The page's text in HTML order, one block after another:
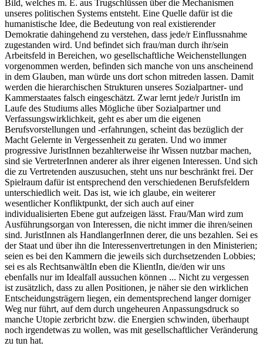
Bild, welches m. E. aus Trugschlüssen über die Mechanismen
unseres politischen Systems entsteht. Eine Quelle dafür ist die
humanistische Idee, die Bedeutung von real existierender
Demokratie dahingehend zu verstehen, dass jede/r Einflussnahme
zugestanden wird. Und befindet sich frau/man durch ihr/sein
Arbeitsfeld in Bereichen, wo gesellschaftliche Weichenstellungen
vorgenommen werden, befinden sich manche von uns anscheinend
in dem Glauben, man würde uns dort schon mitreden lassen. Damit
werden die hierarchischen Strukturen unseres Sozialpartner- und
Kammerstaates falsch eingeschätzt. Zwar lernt jede/r JuristIn im
Laufe des Studiums alles Mögliche über Sozialpartner und
Verfassungswirklichkeit, geht es aber um die eigenen
Berufsvorstellungen und -erfahrungen, scheint das bezüglich der
Macht Gelernte in Vergessenheit zu geraten. Und wo immer
progressive JuristInnen bezahlterweise ihr Wissen nutzbar machen,
sind sie VertreterInnen anderer als ihrer eigenen Interessen. Und sich
die zu Vertretenden auszusuchen, steht uns nur beschränkt frei. Der
Spielraum dafür ist entsprechend den verschiedenen Berufsfeldern
unterschiedlich weit. Das ist, wie ich glaube, ein weiterer
wesentlicher Konfliktpunkt, der sich auch auf einer
individualisierten Ebene gut aufzeigen lässt. Frau/Man wird zum
Ausführungsorgan von Interessen, die nicht immer die ihren/seinen
sind. JuristInnen als HandlangerInnen derer, die uns bezahlen. Sei es
der Staat und über ihn die Interessenvertretungen in den Ministerien;
seien es bei den Kammern die jeweils sich durchsetzenden Lobbies;
sei es als RechtsanwältIn eben die KlientIn, die/den wir uns
ebenfalls nur im Idealfall aussuchen können ... Nicht zu vergessen
ist zusätzlich, dass zu allen Positionen, je näher sie den wirklichen
Entscheidungsträgern liegen, ein dementsprechend langer dorniger
Weg nur führt, auf dem durch ungeheuren Anpassungsdruck so
manche Utopie zerbricht bzw. die Energien schwinden, überhaupt
noch irgendetwas zu wollen, was mit gesellschaftlicher Veränderung
zu tun hat.